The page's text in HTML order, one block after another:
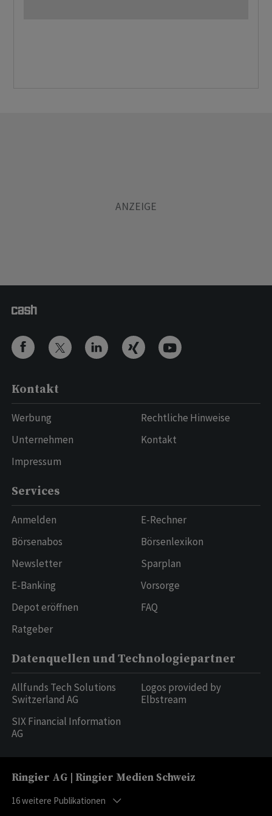
Kontakt
Werbung
Unternehmen
Impressum
Rechtliche Hinweise
Kontakt
Services
Anmelden
Börsenabos
Newsletter
E-Banking
Depot eröffnen
Ratgeber
E-Rechner
Börsenlexikon
Sparplan
Vorsorge
FAQ
Datenquellen und Technologiepartner
Allfunds Tech Solutions
Switzerland AG
SIX Financial Information
AG
Logos provided by
Elbstream
Ringier AG | Ringier Medien Schweiz
16weitere Publikationen